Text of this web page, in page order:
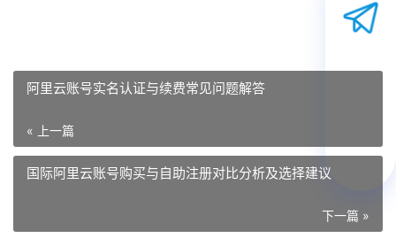
阿里云账号实名认证与续费常见问题解答
« 上一篇
国际阿里云账号购买与自助注册对比分析及选择建议
下一篇 »